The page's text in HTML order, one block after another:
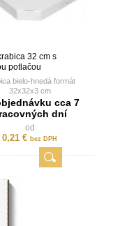
32 cm s
potlačou
bielo-hnedá formát
32x32x3 cm
potlačou v jednej
farbe
cca 7
dní
od
0,21 € bez DPH